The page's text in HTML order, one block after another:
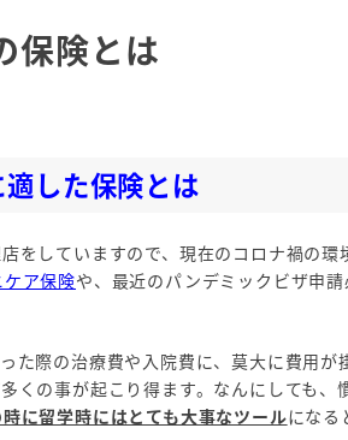
保険とは
した保険とは
をしていますので、現在のコロナ禍の環
ケア保険や、最近のパンデミックビザ申
た際の治療費や入院費に、莫大に費用が
くの事が起こり得ます。なんにしても、
に留学時にはとても大事なツールになる